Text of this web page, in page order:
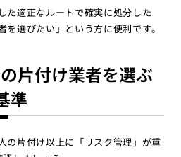
た適正なルートで確実に処分した
選びたい」という方に便利です。
片付け業者を選ぶ
準
の片付け以上に「リスク管理」が重